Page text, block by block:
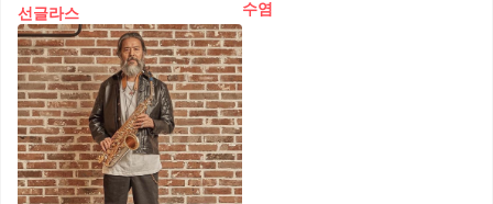
선글라스
수염